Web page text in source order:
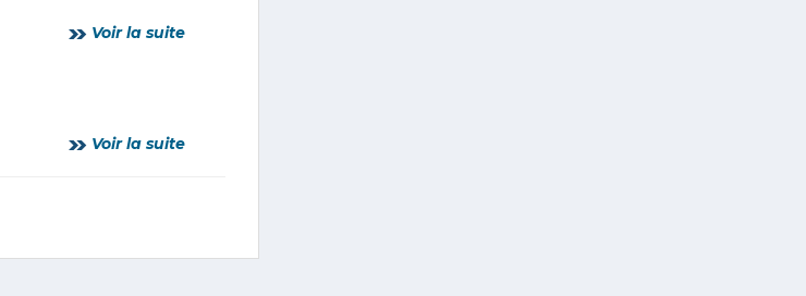
Voir la suite
Voir la suite